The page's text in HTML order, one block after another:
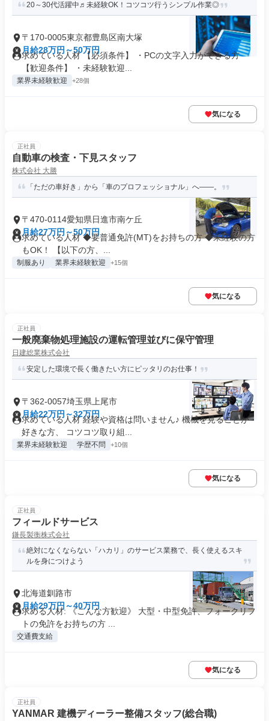
20～30代活躍中♬未経験OK！コツコツ行うシンプル作業◎
〒170-0005東京都豊島区南大塚
月給28万円～50万円
求めている人材 【必須条件】 ・PCの文字入力ができる方
【歓迎条件】 ・未経験歓迎...
業界未経験歓迎 +28個
気になる
正社員
自動車の検査・下見スタッフ
株式会社 大勝
「ただの車好き」から「車のプロフェッショナル」へ――。
〒470-0114愛知県日進市南ケ丘
月給27万円～50万円
求めている人材 ◆要普通免許(MT)をお持ちの方 ◆未経験の方
もOK！ 【以下の方、...
制服あり 業界未経験歓迎 +15個
気になる
正社員
一般廃棄物処理施設の運転管理並びに保守管理
日建総業株式会社
安定した環境で長く働きたい方にピッタリのお仕事！
〒362-0057埼玉県上尾市
月給22万円～32万円
求めている人材 経験や資格は問いません♪ 機械を見ることが
好きな方、 コツコツ取り組...
業界未経験歓迎 学歴不問 +10個
気になる
正社員
フィールドサービス
鎌長製衡株式会社
絶対になくならない「ハカリ」のサービス業務で、長く使えるスキ
ルを身につけよう
北海道釧路市
月給29万円～40万円
求める人材: 《こんな方歓迎》 大型・中型免許、フォークリフ
トの免許をお持ちの方 ...
交通費支給
気になる
正社員
YANMAR 建機ディーラー整備スタッフ(総合職)